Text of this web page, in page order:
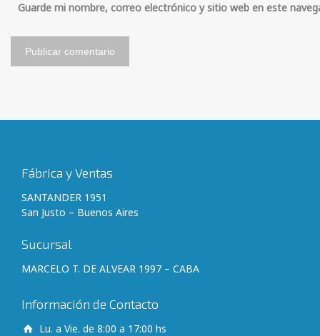
Guarde mi nombre, correo electrónico y sitio web en este
Fábrica y Ventas
SANTANDER 1951
San Justo – Buenos Aires
Sucursal
MARCELO T. DE ALVEAR 1997 – CABA
Información de Contacto
Lu. a Vie. de 8:00 a 17:00 hs